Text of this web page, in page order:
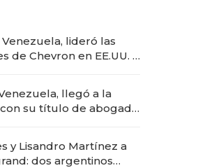
lideró las
de Chevron en EE.UU. y
llegó a la
su título de abogado
premium"
y Lisandro Martínez a
dos argentinos